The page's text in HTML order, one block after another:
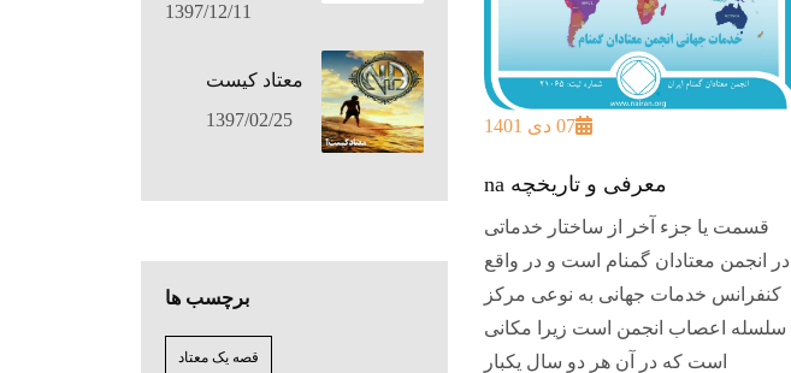
07 دی 1401
معرفی و تاریخچه na
قسمت یا جزء آخر از ساختار خدماتی
در انجمن معتادان گمنام است و در واقع
کنفرانس خدمات جهانی به نوعی مرکز
سلسله اعصاب انجمن است زیرا مکانی
است که در آن هر دو سال یکبار
1397/12/11
معتاد کيست
1397/02/25
برچسب ها
قصه یک معتاد